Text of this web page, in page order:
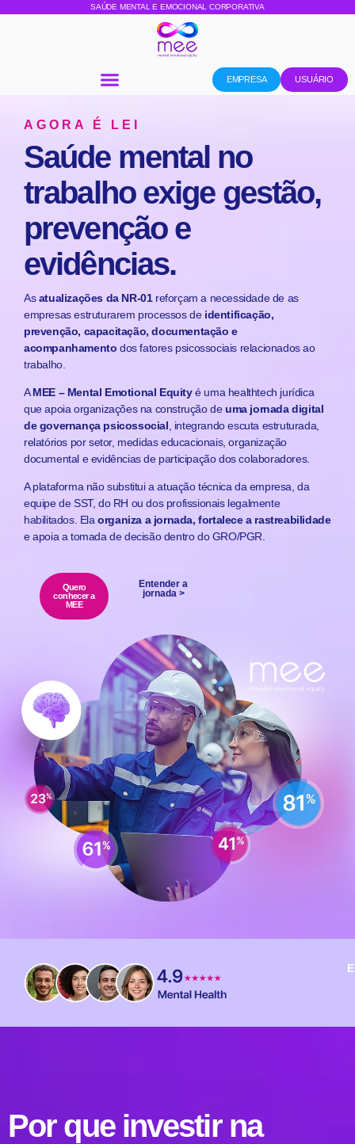
SAÚDE MENTAL E EMOCIONAL CORPORATIVA
EMPRESA USUÁRIO
AGORA É LEI
Saúde mental no
trabalho exige gestão,
prevenção e
evidências.
Asatualizações da NR-01reforçam a necessidade de as
empresas estruturarem processos de identificação,
prevenção, capacitação, documentação e
acompanhamento dos fatores psicossociais relacionados ao
trabalho.
AMEE – Mental Emotional Equityé uma healthtech jurídica
que apoia organizações na construção deuma jornada digital
de governança psicossocial , integrando escuta estruturada,
relatórios por setor, medidas educacionais, organização
documental e evidências de participação dos colaboradores.
A plataforma não substitui a atuação técnica da empresa, da
equipe de SST, do RH ou dos profissionais legalmente
habilitados. Elaorganiza a jornada, fortalece a rastreabilidade
e apoia a tomada de decisão dentro do GRO/PGR.
Quero
conhecer a
MEE
Entender a
jornada >
Por que investir na